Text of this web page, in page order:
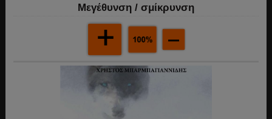
Mεγέθυνση / σμίκρυνση